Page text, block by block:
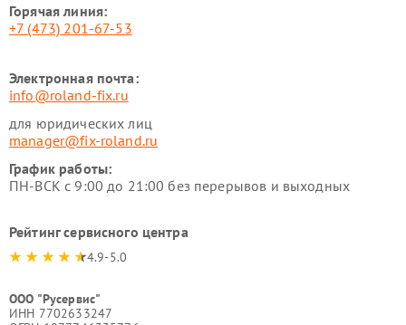
Горячая линия:
+7 (473) 201-67-53
Электронная почта:
info@roland-fix.ru
для юридических лиц
manager@fix-roland.ru
График работы:
ПН-ВСК с 9:00 до 21:00 без перерывов и выходных
Рейтинг сервисного центра
4.9-5.0
ООО "Русервис"
ИНН 7702633247